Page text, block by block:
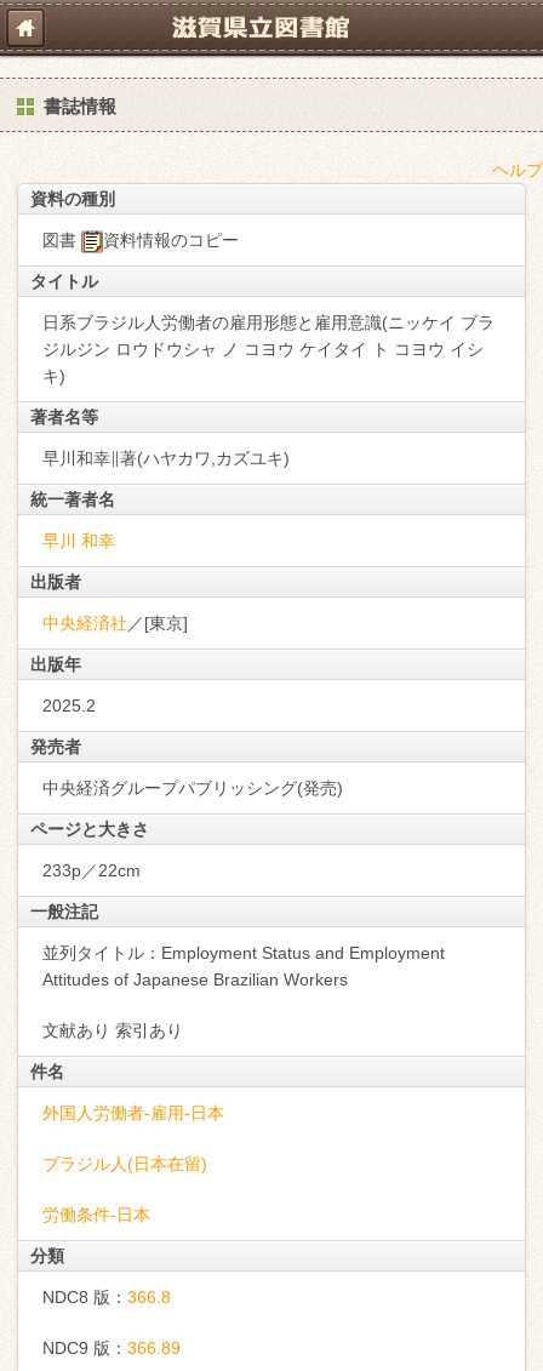
書誌情報
ヘルプ
資料の種別
図書 資料情報のコピー
タイトル
日系ブラジル人労働者の雇用形態と雇用意識(ニッケイ ブラ
ジルジン ロウドウシャ ノ コヨウ ケイタイ ト コヨウ イシ
キ)
著者名等
早川和幸∥著(ハヤカワ,カズユキ)
統一著者名
早川 和幸
出版者
中央経済社 ／[東京]
出版年
2025.2
発売者
中央経済グループパブリッシング(発売)
ページと大きさ
233p／22cm
一般注記
並列タイトル：Employment Status and Employment
Attitudes of Japanese Brazilian Workers
文献あり 索引あり
件名
外国人労働者-雇用-日本
ブラジル人(日本在留)
労働条件-日本
分類
NDC8 版： 366.8
NDC9 版： 366.89